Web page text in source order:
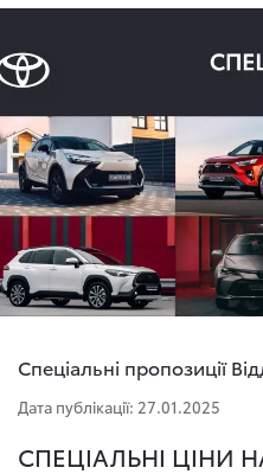
Спеціальні пропозиції
Дата публікації: 27.01.2025
СПЕЦІАЛЬНІ ЦІНИ